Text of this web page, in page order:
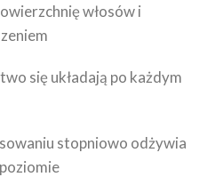
włosów i
się układają po każdym
stopniowo odżywia